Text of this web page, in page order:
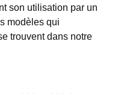
son utilisation par un
modèles qui
trouvent dans notre